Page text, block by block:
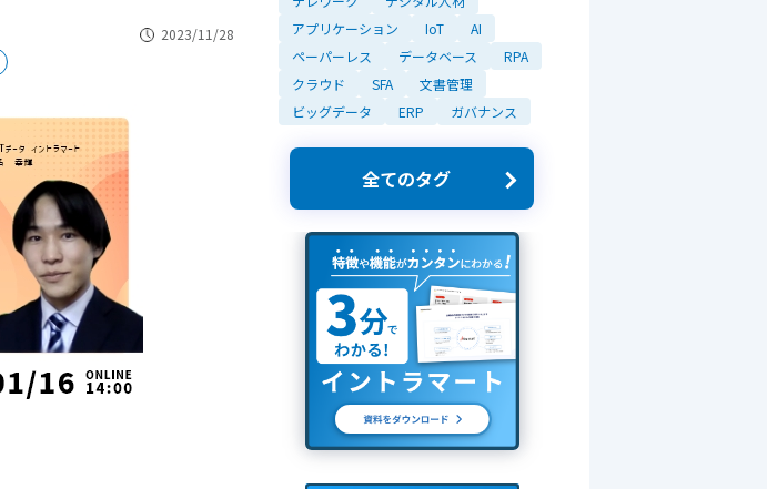
2023/11/28
アプリケーション
IoT
AI
ペーパーレス
データベース
RPA
クラウド
SFA
文書管理
ビッグデータ
ERP ガバナンス
全てのタグ